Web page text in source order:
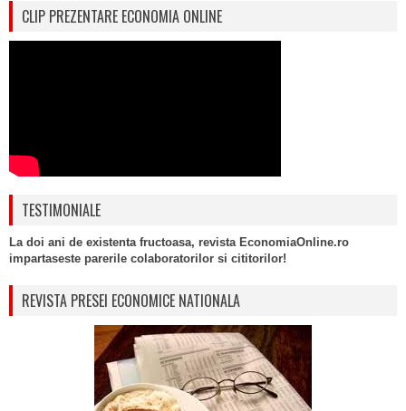
CLIP PREZENTARE ECONOMIA ONLINE
TESTIMONIALE
La doi ani de existenta fructoasa, revista EconomiaOnline.ro
impartaseste parerile colaboratorilor si cititorilor!
REVISTA PRESEI ECONOMICE NATIONALA